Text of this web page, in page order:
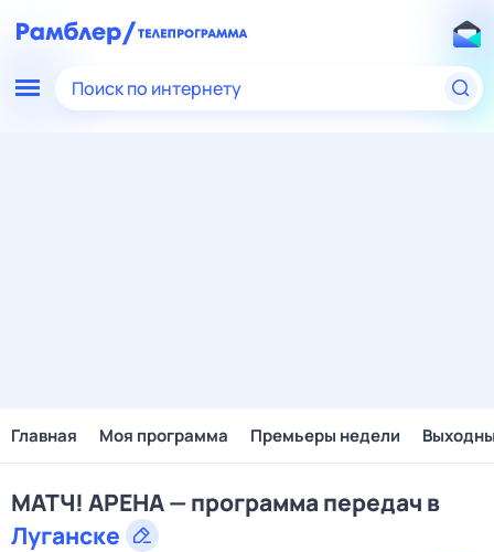
Поиск по интернету
Главная Моя программа Премьеры недели
МАТЧ! АРЕНА — программа передач в
Луганске